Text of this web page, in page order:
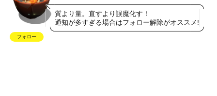
フォロー
質より量。直すより誤魔化す！
通知が多すぎる場合はフォロー解除がオススメ!